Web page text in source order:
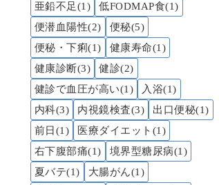
亜鉛不足(1)
低FODMAP食(1)
便潜血陽性(2)
便秘(5)
便秘・下痢(1)
健康寿命(1)
健康診断(3)
健診(2)
健診で血圧が高い(1)
入浴(1)
内科(3)
内視鏡検査(3)
出口便秘(1)
前日(1)
医療ダイエット(1)
右下腹部痛(1)
境界型糖尿病(1)
夏バテ(1)
大腸がん(1)